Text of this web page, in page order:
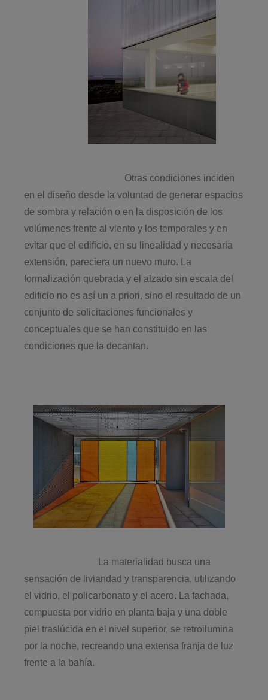
Otras condiciones inciden
en el diseño desde la voluntad de generar espacios
de sombra y relación o en la disposición de los
volúmenes frente al viento y los temporales y en
evitar que el edificio, en su linealidad y necesaria
extensión, pareciera un nuevo muro. La
formalización quebrada y el alzado sin escala del
edificio no es así un a priori, sino el resultado de un
conjunto de solicitaciones funcionales y
conceptuales que se han constituido en las
condiciones que la decantan.
La materialidad busca una
sensación de liviandad y transparencia, utilizando
el vidrio, el policarbonato y el acero. La fachada,
compuesta por vidrio en planta baja y una doble
piel traslúcida en el nivel superior, se retroilumina
por la noche, recreando una extensa franja de luz
frente a la bahía.